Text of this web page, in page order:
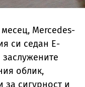
Mercedes-
си седан Е-
облик,
за сигурност и